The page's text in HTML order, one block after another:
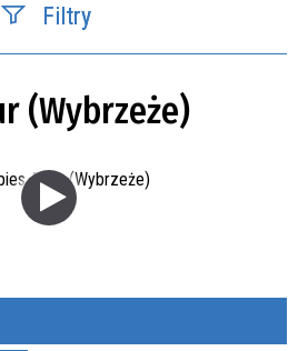
Filtry
w zakresie
—
(Wybrzeże)